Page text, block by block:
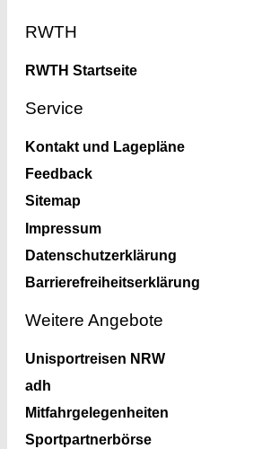
RWTH
RWTH Startseite
Service
Kontakt und Lagepläne
Feedback
Sitemap
Impressum
Datenschutzerklärung
Barrierefreiheitserklärung
Weitere Angebote
Unisportreisen NRW
adh
Mitfahrgelegenheiten
Sportpartnerbörse